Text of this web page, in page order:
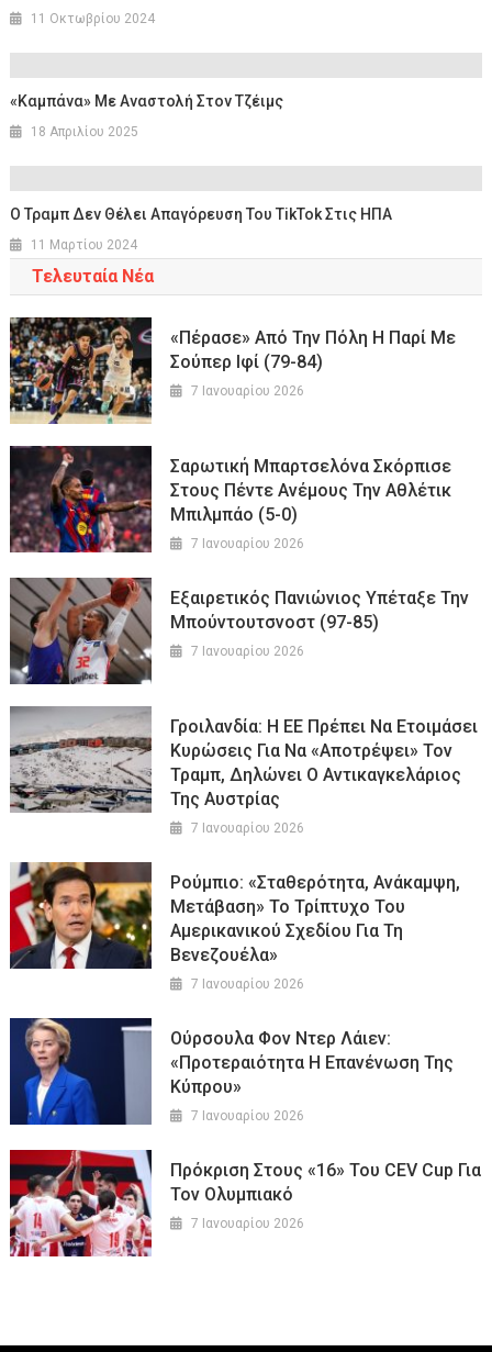
11 Οκτωβρίου 2024
«Καμπάνα» Με Αναστολή Στον Τζέιμς
18 Απριλίου 2025
Ο Τραμπ Δεν Θέλει Απαγόρευση Του TikTok Στις ΗΠΑ
11 Μαρτίου 2024
Τελευταία Νέα
«Πέρασε» Από Την Πόλη Η Παρί Με
Σούπερ Ιφί (79-84)
7 Ιανουαρίου 2026
Σαρωτική Μπαρτσελόνα Σκόρπισε
Στους Πέντε Ανέμους Την Αθλέτικ
Μπιλμπάο (5-0)
7 Ιανουαρίου 2026
Εξαιρετικός Πανιώνιος Υπέταξε Την
Μπούντουτσνοστ (97-85)
7 Ιανουαρίου 2026
Γροιλανδία: Η ΕΕ Πρέπει Να Ετοιμάσει
Κυρώσεις Για Να «αποτρέψει» Τον
Τραμπ, Δηλώνει Ο Αντικαγκελάριος
Της Αυστρίας
7 Ιανουαρίου 2026
Ρούμπιο: «Σταθερότητα, Ανάκαμψη,
Μετάβαση» Το Τρίπτυχο Του
Αμερικανικού Σχεδίου Για Τη
Βενεζουέλα»
7 Ιανουαρίου 2026
Ούρσουλα Φον Ντερ Λάιεν:
«Προτεραιότητα Η Επανένωση Της
Κύπρου»
7 Ιανουαρίου 2026
Πρόκριση Στους «16» Του CEV Cup Για
Τον Ολυμπιακό
7 Ιανουαρίου 2026